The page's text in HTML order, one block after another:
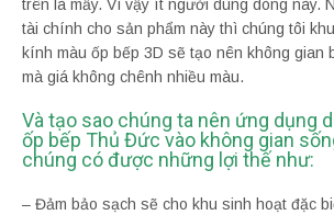
trên là mấy. Vì vậy ít người dùng dòng này.
tài chính cho sản phẩm này thì chúng tôi
kính màu ốp bếp 3D sẽ tạo nên không gian
mà giá không chênh nhiều màu.
Và tạo sao chúng ta nên ứng dụng
ốp bếp Thủ Đức vào không gian
chúng có được những lợi thế như:
– Đảm bảo sạch sẽ cho khu sinh hoạt đặc